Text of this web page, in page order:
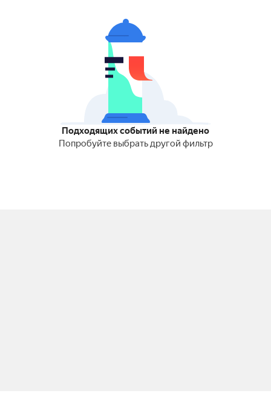
Подходящих событий не найдено
Попробуйте выбрать другой фильтр